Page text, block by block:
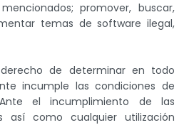
promover, buscar,
temas de software ilegal,
de determinar en todo
incumple las condiciones de
el incumplimiento de las
así como cualquier utilización